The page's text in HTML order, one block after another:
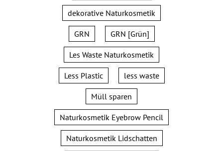
dekorative Naturkosmetik
GRN GRN [Grün]
Les Waste Naturkosmetik
Less Plastic less waste
Müll sparen
Naturkosmetik Eyebrow Pencil
Naturkosmetik Lidschatten